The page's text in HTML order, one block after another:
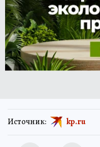
Источник: kp.ru